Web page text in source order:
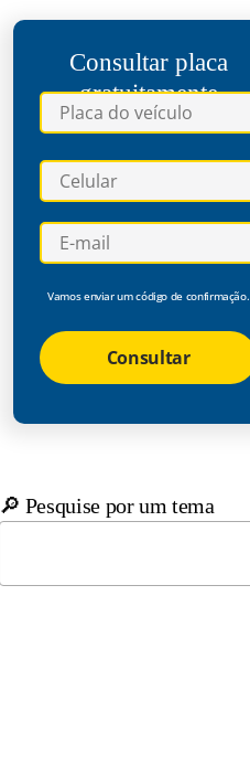
Consultar placa
gratuitamente
Vamos enviar um código de confirmação.
Consultar
🔎 Pesquise por um tema